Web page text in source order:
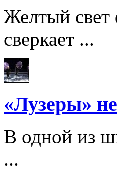
Желтый свет
сверкает ...
«Лузеры»
В одной из
...